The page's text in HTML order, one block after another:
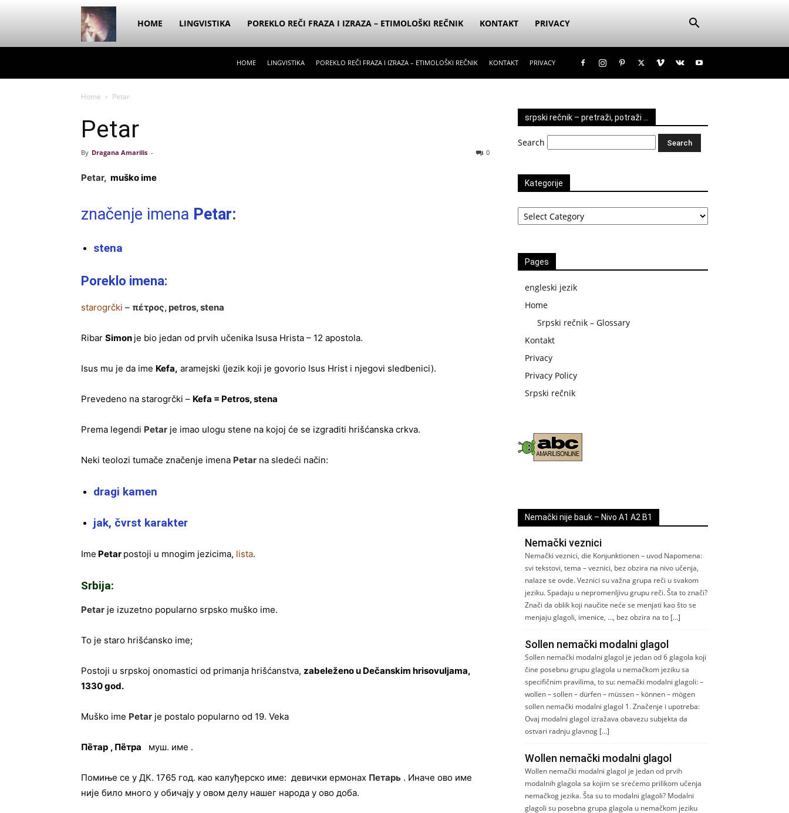
Dragana
HOME LINGVISTIKA POREKLO REČI FRAZA I IZRAZA – ETIMOLOŠKI REČNIK KONTAKT PRIVACY
HOME LINGVISTIKA POREKLO REČI FRAZA I IZRAZA – ETIMOLOŠKI REČNIK KONTAKT PRIVACY
Home Petar
Petar
By Dragana Amarilis - 0
Petar, muško ime
značenje imena Petar:
stena
Poreklo imena:
starogrčki – πέτρος, petros, stena
Ribar Simon je bio jedan od prvih učenika Isusa Hrista – 12 apostola.
Isus mu je da ime Kefa, aramejski (jezik koji je govorio Isus Hrist i njegovi sledbenici).
Prevedeno na starogrčki – Kefa = Petros, stena
Prema legendi Petar je imao ulogu stene na kojoj će se izgraditi hrišćanska crkva.
Neki teolozi tumače značenje imena Petar na sledeći način:
dragi kamen
jak, čvrst karakter
Ime Petar postoji u mnogim jezicima, lista.
Srbija:
Petar je izuzetno popularno srpsko muško ime.
To je staro hrišćansko ime;
Postoji u srpskoj onomastici od primanja hrišćanstva, zabeleženo u Dečanskim hrisovuljama,
1330 god.
Muško ime Petar je postalo popularno od 19. Veka
Пе̏тар , Пе̏тра муш. име .
Помиње се у ДК. 1765 год. као калуђерско име: девички ермонах Петарь . Иначе ово име
није било много у обичају у овом делу нашег народа у ово доба.
srpski rečnik – pretraži, potraži …
Search
Kategorije
Kategorije
Pages
engleski jezik
Home
Srpski rečnik – Glossary
Kontakt
Privacy
Privacy Policy
Srpski rečnik
Nemački nije bauk – Nivo A1 A2 B1
Nemački veznici
Nemački veznici, die Konjunktionen – uvod Napomena:
svi tekstovi, tema – veznici, bez obzira na nivo učenja,
nalaze se ovde. Veznici su važna grupa reči u svakom
jeziku. Spadaju u nepromenljivu grupu reči. Šta to znači?
Znači da oblik koji naučite neće se menjati kao što se
menjaju glagoli, imenice, …, bez obzira na to […]
Sollen nemački modalni glagol
Sollen nemački modalni glagol je jedan od 6 glagola koji
čine posebnu grupu glagola u nemačkom jeziku sa
specifičnim pravilima, to su: nemački modalni glagoli: –
wollen – sollen – dürfen – müssen – können – mögen
sollen nemački modalni glagol 1. Značenje i upotreba:
Ovaj modalni glagol izražava obavezu subjekta da
ostvari radnju glavnog […]
Wollen nemački modalni glagol
Wollen nemački modalni glagol je jedan od prvih
modalnih glagola sa kojim se srećemo prilikom učenja
nemačkog jezika. Šta su to modalni glagoli? Modalni
glagoli su posebna grupa glagola u nemačkom jeziku